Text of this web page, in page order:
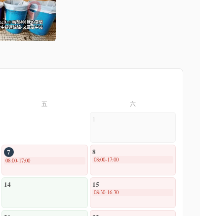
五 六
1
7
08:00-17:00
8
08:00-17:00
14 15
08:30-16:30